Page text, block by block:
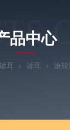
品中心
耳 罐耳 滚